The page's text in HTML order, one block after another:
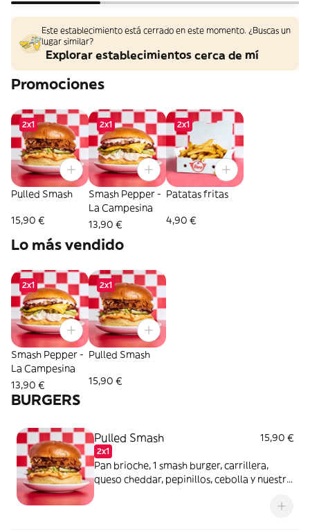
Este establecimiento está cerrado en este momento. ¿Buscas un
lugar similar?
Explorar establecimientos cerca de mí
Promociones
2x1
Pulled Smash
15,90 €
2x1
Smash Pepper -
La Campesina
13,90 €
2x1
Patatas fritas
4,90 €
Lo más vendido
2x1
Smash Pepper -
La Campesina
13,90 €
2x1
Pulled Smash
15,90 €
BURGERS
Pulled Smash
2x1
15,90 €
Pan brioche, 1 smash burger, carrillera,
queso cheddar, pepinillos, cebolla y nuestra